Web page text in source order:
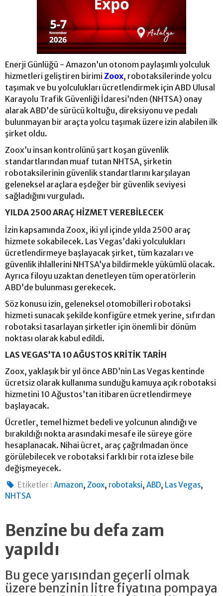
Enerji Günlüğü - Amazon’un otonom paylaşımlı yolculuk
hizmetleri geliştiren birimi Zoox, robotaksilerinde yolcu
taşımak ve bu yolculukları ücretlendirmek için ABD Ulusal
Karayolu Trafik Güvenliği İdaresi’nden (NHTSA) onay
alarak ABD’de sürücü koltuğu, direksiyonu ve pedalı
bulunmayan bir araçta yolcu taşımak üzere izin alabilen ilk
şirket oldu.
Zoox’u insan kontrolünü şart koşan güvenlik
standartlarından muaf tutan NHTSA, şirketin
robotaksilerinin güvenlik standartlarını karşılayan
geleneksel araçlara eşdeğer bir güvenlik seviyesi
sağladığını vurguladı.
YILDA 2500 ARAÇ HİZMET VEREBİLECEK
İzin kapsamında Zoox, iki yıl içinde yılda 2500 araç
hizmete sokabilecek. Las Vegas’daki yolculukları
ücretlendirmeye başlayacak şirket, tüm kazaları ve
güvenlik ihlallerini NHTSA’ya bildirmekle yükümlü olacak.
Ayrıca filoyu uzaktan denetleyen tüm operatörlerin
ABD’de bulunması gerekecek.
Söz konusu izin, geleneksel otomobilleri robotaksi
hizmeti sunacak şekilde konfigüre etmek yerine, sıfırdan
robotaksi tasarlayan şirketler için önemli bir dönüm
noktası olarak kabul edildi.
LAS VEGAS’TA 10 AĞUSTOS KRİTİK TARİH
Zoox, yaklaşık bir yıl önce ABD’nin Las Vegas kentinde
ücretsiz olarak kullanıma sunduğu kamuya açık robotaksi
hizmetini 10 Ağustos’tan itibaren ücretlendirmeye
başlayacak.
Ücretler, temel hizmet bedeli ve yolcunun alındığı ve
bırakıldığı nokta arasındaki mesafe ile süreye göre
hesaplanacak. Nihai ücret, araç çağrılmadan önce
görülebilecek ve robotaksi farklı bir rota izlese bile
değişmeyecek.
Etiketler : Amazon,Zoox, robotaksi,ABD, Las Vegas,
NHTSA
Benzine bu defa zam
yapıldı
Bu gece yarısından geçerli olmak
üzere benzinin litre fiyatına pompaya